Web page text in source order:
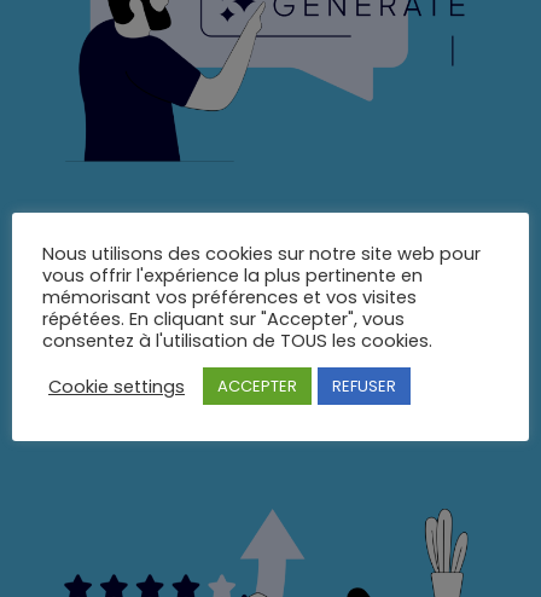
Assurez des communications sans fautes et
adaptées à votre audience.
Nous utilisons des cookies sur notre site web pour
vous offrir l'expérience la plus pertinente en
mémorisant vos préférences et vos visites
répétées. En cliquant sur "Accepter", vous
consentez à l'utilisation de TOUS les cookies.
Cookie settings
ACCEPTER REFUSER